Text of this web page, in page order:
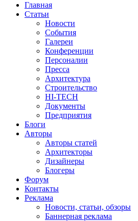
Главная
Статьи
Новости
События
Галереи
Конференции
Персоналии
Пресса
Архитектура
Строительство
HI-TECH
Документы
Предприятия
Блоги
Авторы
Авторы статей
Архитекторы
Дизайнеры
Блогеры
Форум
Контакты
Реклама
Новости, статьи, обзоры
Баннерная реклама